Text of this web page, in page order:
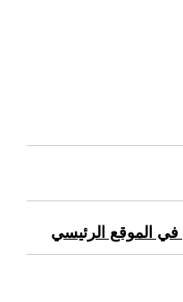
في الموقع الرئيسي